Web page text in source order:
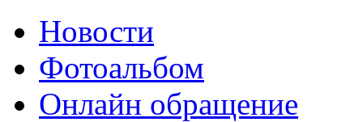
Новости
Фотоальбом
Онлайн обращение